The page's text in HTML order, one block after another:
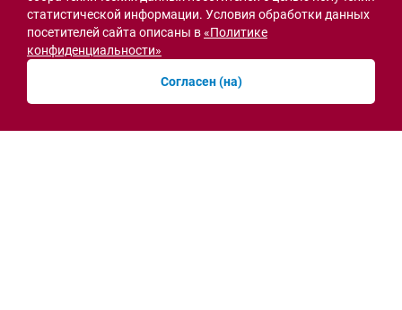
Острая ситуация
статистической информации. Условия обработки данных
посетителей сайта описаны в«Политике
конфиденциальности»
Согласен (на)